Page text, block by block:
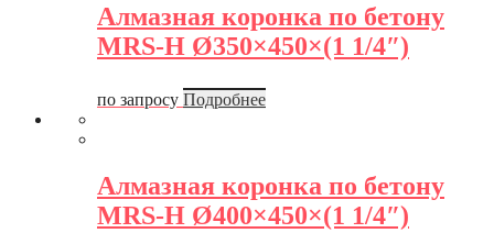
Алмазная коронка по бетону
MRS-H Ø350×450×(1 1/4″)
по запросу Подробнее
Алмазная коронка по бетону
MRS-H Ø400×450×(1 1/4″)